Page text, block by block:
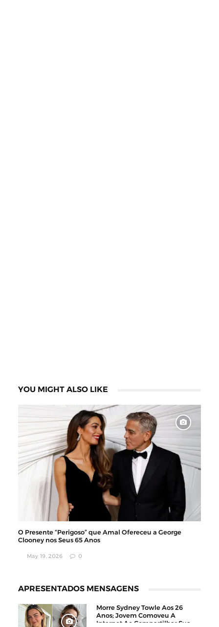
YOU MIGHT ALSO LIKE
O Presente “Perigoso” que Amal Ofereceu a George
Clooney nos Seus 65 Anos
May 19, 2026 0
APRESENTADOS MENSAGENS
Morre Sydney Towle Aos 26
Anos; Jovem Comoveu A
Internet Ao Compartilhar Sua